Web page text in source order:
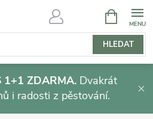
HLEDAT
NÁKUPNÍ
KOŠÍK
1+1 ZDARMA. Dvakrát
i radosti z pěstování.